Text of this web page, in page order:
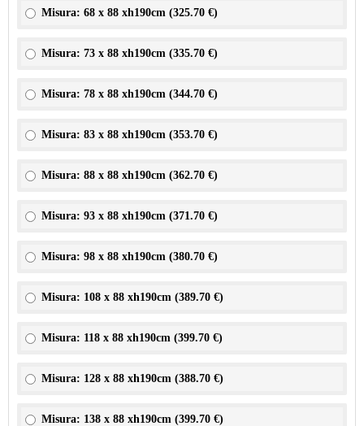
Misura: 68 x 88 xh190cm (325.70 €)
Misura: 73 x 88 xh190cm (335.70 €)
Misura: 78 x 88 xh190cm (344.70 €)
Misura: 83 x 88 xh190cm (353.70 €)
Misura: 88 x 88 xh190cm (362.70 €)
Misura: 93 x 88 xh190cm (371.70 €)
Misura: 98 x 88 xh190cm (380.70 €)
Misura: 108 x 88 xh190cm (389.70 €)
Misura: 118 x 88 xh190cm (399.70 €)
Misura: 128 x 88 xh190cm (388.70 €)
Misura: 138 x 88 xh190cm (399.70 €)